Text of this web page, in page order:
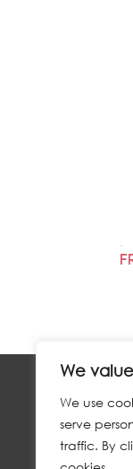
We
We use
serve
traffic. By